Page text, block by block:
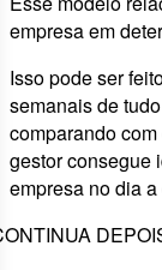
empresa em
Isso pode ser
semanais de
comparando
gestor consegue
empresa no dia a